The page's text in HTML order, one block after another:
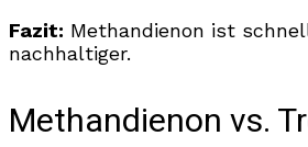
Fazit: Methandienon ist
nachhaltiger.
Methandienon vs.